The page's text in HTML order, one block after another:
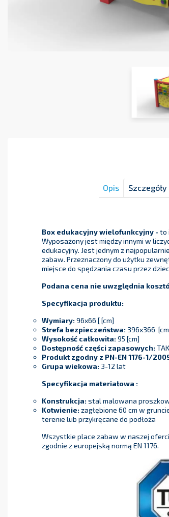
Opis
Box edukacyjny wielofunkcyjny - to
Wyposażony jest między innymi w
edukacyjny. Jest jednym z
zabaw. Przeznaczony do użytku
miejsce do spędzania czasu przez
Podana cena nie uwzględnia
Specyfikacja produktu:
Wymiary:96x66 [ [cm]
Strefa bezpieczeństwa: 396x366
Wysokość całkowita:95 [cm]
Dostępność części zapasowych:TAK
Produkt zgodny z PN-EN 1176-1/
Grupa wiekowa: 3-12 lat
Specyfikacja materiałowa :
Konstrukcja:stal malowana
Kotwienie:zagłębione 60 cm w
terenie lub przykręcane do podłoża
Wszystkie place zabaw w naszej
zgodnie z europejską normą EN 1176.